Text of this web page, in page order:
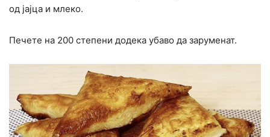
од јајца и млеко.
Печете на 200 степени додека убаво да заруменат.